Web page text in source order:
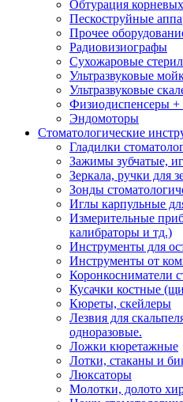
Обтурация
Пескоструйные
Прочее
Радиовизиографы
Сухожаровые
Ультразвуковые
Ультразвуковые
Физиодиспенсеры +
Эндомоторы
Стоматологические
Гладилки
Зажимы зубчатые,
Зеркала, ручки для
Зонды
Иглы карпульные
Измерительные
калибраторы и тд.)
Инструменты для
Инструменты от
Коронкосниматели
Кусачки костные
Кюреты, скейлеры
Лезвия для
одноразовые.
Ложки кюретажные
Лотки, стаканы и
Люксаторы
Молотки, долото